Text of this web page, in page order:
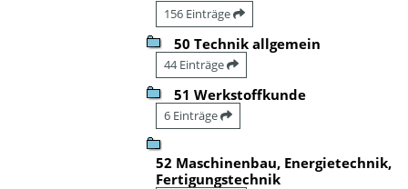
156 Einträge
50 Technik allgemein
44 Einträge
51 Werkstoffkunde
6 Einträge
52 Maschinenbau, Energietechnik,
Fertigungstechnik